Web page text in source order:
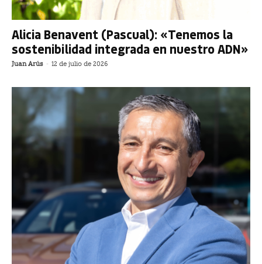
Alicia Benavent (Pascual): «Tenemos la
sostenibilidad integrada en nuestro ADN»
Juan Arús - 12 de julio de 2026